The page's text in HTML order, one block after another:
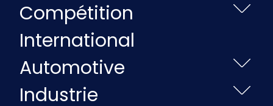
Compétition
International
Automotive
Industrie